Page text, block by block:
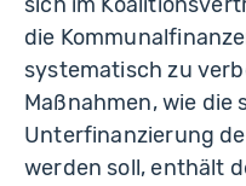
die
systematisch zu
Maßnahmen, wie die
Unterfinanzierung
werden soll, enthält